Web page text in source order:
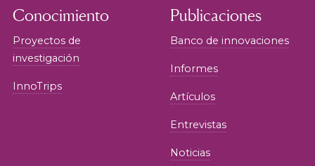
Conocimiento
Proyectos de
investigación
InnoTrips
Publicaciones
Banco de innovaciones
Informes
Artículos
Entrevistas
Noticias